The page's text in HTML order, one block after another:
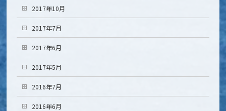
2017年10月
2017年7月
2017年6月
2017年5月
2016年7月
2016年6月